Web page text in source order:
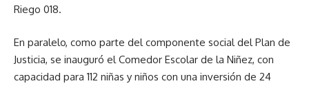
Riego 018.
En paralelo, como parte del componente social del Plan de
Justicia, se inauguró el Comedor Escolar de la Niñez, con
capacidad para 112 niñas y niños con una inversión de 24